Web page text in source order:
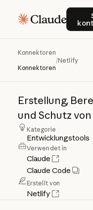
Konnektoren
Konnektoren
/Netlify
Netlify
Erstellung,
und Schutz von
Kategorie
Entwicklungstools
Verwendet in
Claude
Claude Code
Erstellt von
Netlify